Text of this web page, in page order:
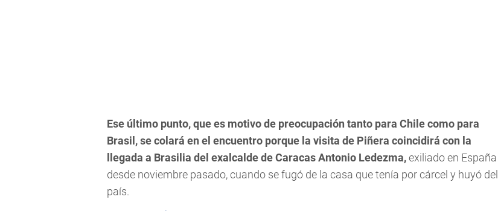
Ese último punto, que es motivo de preocupación tanto para Chile como para
Brasil, se colará en el encuentro porque la visita de Piñera coincidirá con la
llegada a Brasilia del exalcalde de Caracas Antonio Ledezma,exiliado en España
desde noviembre pasado, cuando se fugó de la casa que tenía por cárcel y huyó del
país.